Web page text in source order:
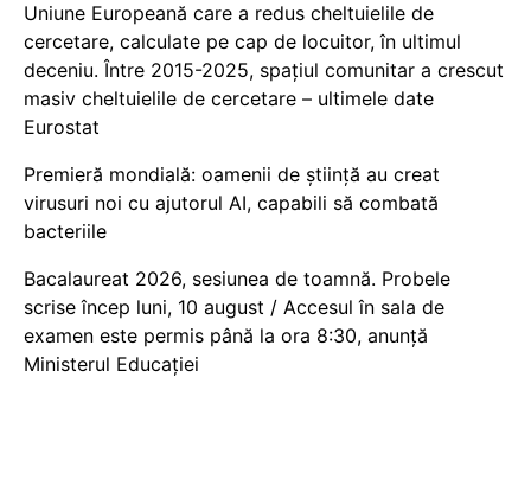
Uniune Europeană care a redus cheltuielile de
cercetare, calculate pe cap de locuitor, în ultimul
deceniu. Între 2015-2025, spațiul comunitar a crescut
masiv cheltuielile de cercetare – ultimele date
Eurostat
Premieră mondială: oamenii de știință au creat
virusuri noi cu ajutorul AI, capabili să combată
bacteriile
Bacalaureat 2026, sesiunea de toamnă. Probele
scrise încep luni, 10 august / Accesul în sala de
examen este permis până la ora 8:30, anunță
Ministerul Educației